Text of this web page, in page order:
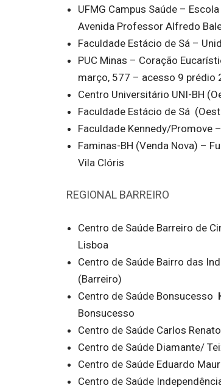
UFMG Campus Saúde –
Avenida Professor Alfredo
Faculdade Estácio de Sá –
PUC Minas – Coração
março, 577 – acesso 9 prédio
Centro Universitário UNI-BH
Faculdade Estácio de Sá
Faculdade Kennedy/Promove
Faminas-BH (Venda Nova) –
Vila Clóris
REGIONAL BARREIRO
Centro de Saúde Barreiro de
Lisboa
Centro de Saúde Bairro das
(Barreiro)
Centro de Saúde Bonsucesso
Bonsucesso
Centro de Saúde Carlos
Centro de Saúde Diamante/
Centro de Saúde Eduardo
Centro de Saúde